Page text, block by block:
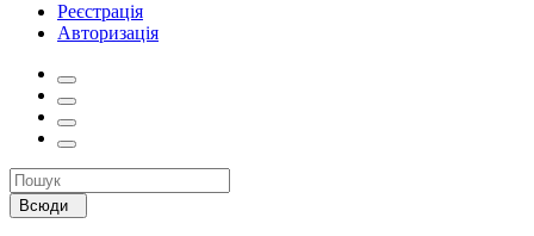
Реєстрація
Авторизація
Всюди